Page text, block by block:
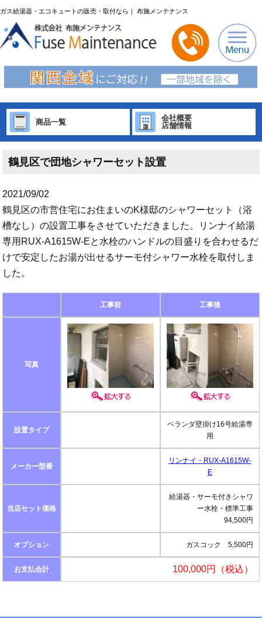
ガス給湯器・エコキュートの販売・取付なら｜ 布施メンテナンス
商品一覧
会社概要
店舗情報
鶴見区で団地シャワーセット設置
2021/09/02
鶴見区の市営住宅にお住まいのK様邸のシャワーセット（浴
槽なし）の設置工事をさせていただきました。リンナイ給湯
専用RUX-A1615W-Eと水栓のハンドルの目盛りを合わせるだ
けで安定したお湯が出せるサーモ付シャワー水栓を取付しま
した。
工事前 工事後
写真
設置タイプ
ベランダ壁掛け16号給湯専
用
メーカー型番
リンナイ・RUX-A1615W-
E
当店セット価格
給湯器・サーモ付きシャワ
ー水栓・標準工事
94,500円
オプション ガスコック 5,500円
お支払合計 100,000円（税込）